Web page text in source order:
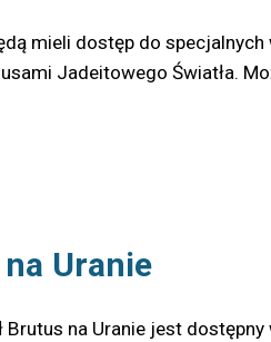
mieli dostęp do
Jadeitowego Światła.
Uranie
Brutus na Uranie jest